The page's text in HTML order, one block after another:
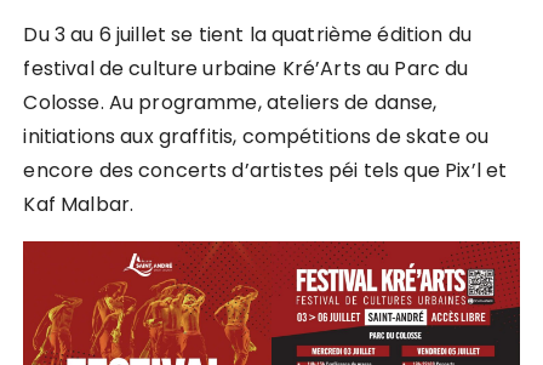
Du 3 au 6 juillet se tient la quatrième édition du
festival de culture urbaine Kré’Arts au Parc du
Colosse. Au programme, ateliers de danse,
initiations aux graffitis, compétitions de skate ou
encore des concerts d’artistes péi tels que Pix’l et
Kaf Malbar.